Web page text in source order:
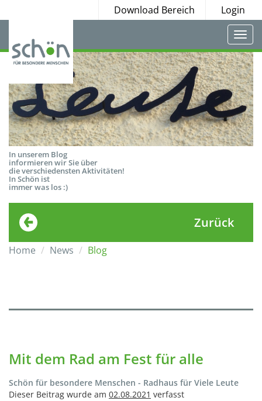
Download Bereich Login
In unserem Blog
informieren wir Sie über
die verschiedensten Aktivitäten!
In Schön ist
immer was los :)
Zurück
Home News Blog
Mit dem Rad am Fest für alle
Schön für besondere Menschen - Radhaus für Viele Leute
Dieser Beitrag wurde am 02.08.2021 verfasst